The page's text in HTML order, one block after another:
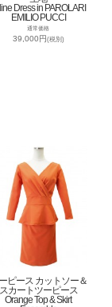
Dress in PAROLARI
EMILIO PUCCI
通常価格
39,000円(税別)
ピース カットソー＆
スカートツーピース
Orange Top & Skirt